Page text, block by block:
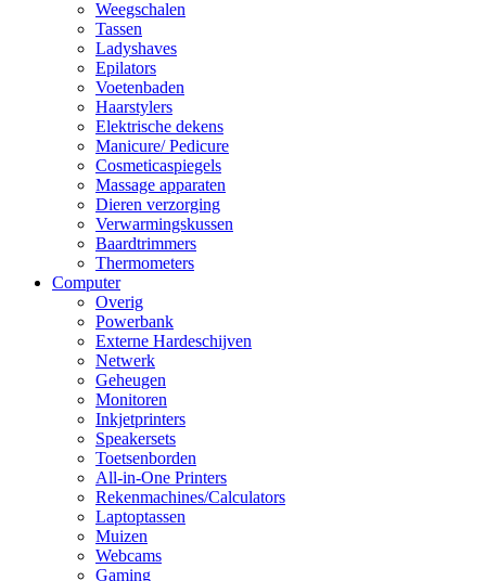
Weegschalen
Tassen
Ladyshaves
Epilators
Voetenbaden
Haarstylers
Elektrische dekens
Manicure/ Pedicure
Cosmeticaspiegels
Massage apparaten
Dieren verzorging
Verwarmingskussen
Baardtrimmers
Thermometers
Computer
Overig
Powerbank
Externe Hardeschijven
Netwerk
Geheugen
Monitoren
Inkjetprinters
Speakersets
Toetsenborden
All-in-One Printers
Rekenmachines/Calculators
Laptoptassen
Muizen
Webcams
Gaming